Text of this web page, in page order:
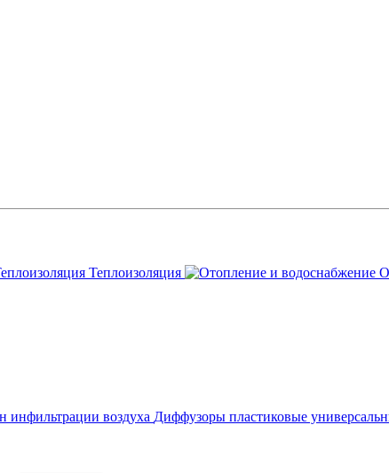
Теплоизоляция
инфильтрации воздуха Диффузоры пластиковые